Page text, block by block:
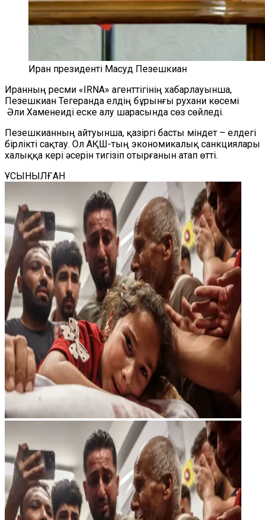
Иран президенті Масуд Пезешкиан
Иранның ресми «IRNA» агенттігінің хабарлауынша,
Пезешкиан Тегеранда елдің бұрынғы рухани көсемі
Әли Хаменеиді еске алу шарасында сөз сөйледі.
Пезешкианның айтуынша, қазіргі басты міндет – елдегі
бірлікті сақтау. Ол АҚШ-тың экономикалық санкциялары
халыққа кері әсерін тигізіп отырғанын атап өтті.
ҰСЫНЫЛҒАН